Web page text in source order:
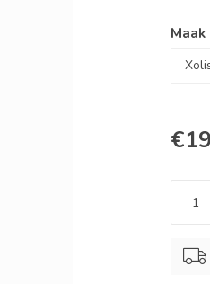
Maak